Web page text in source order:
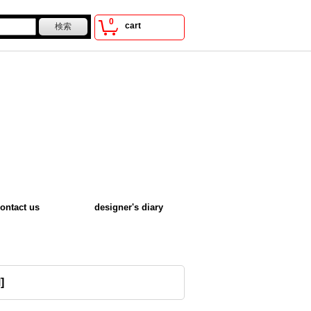
0 cart
us designer's diary
]